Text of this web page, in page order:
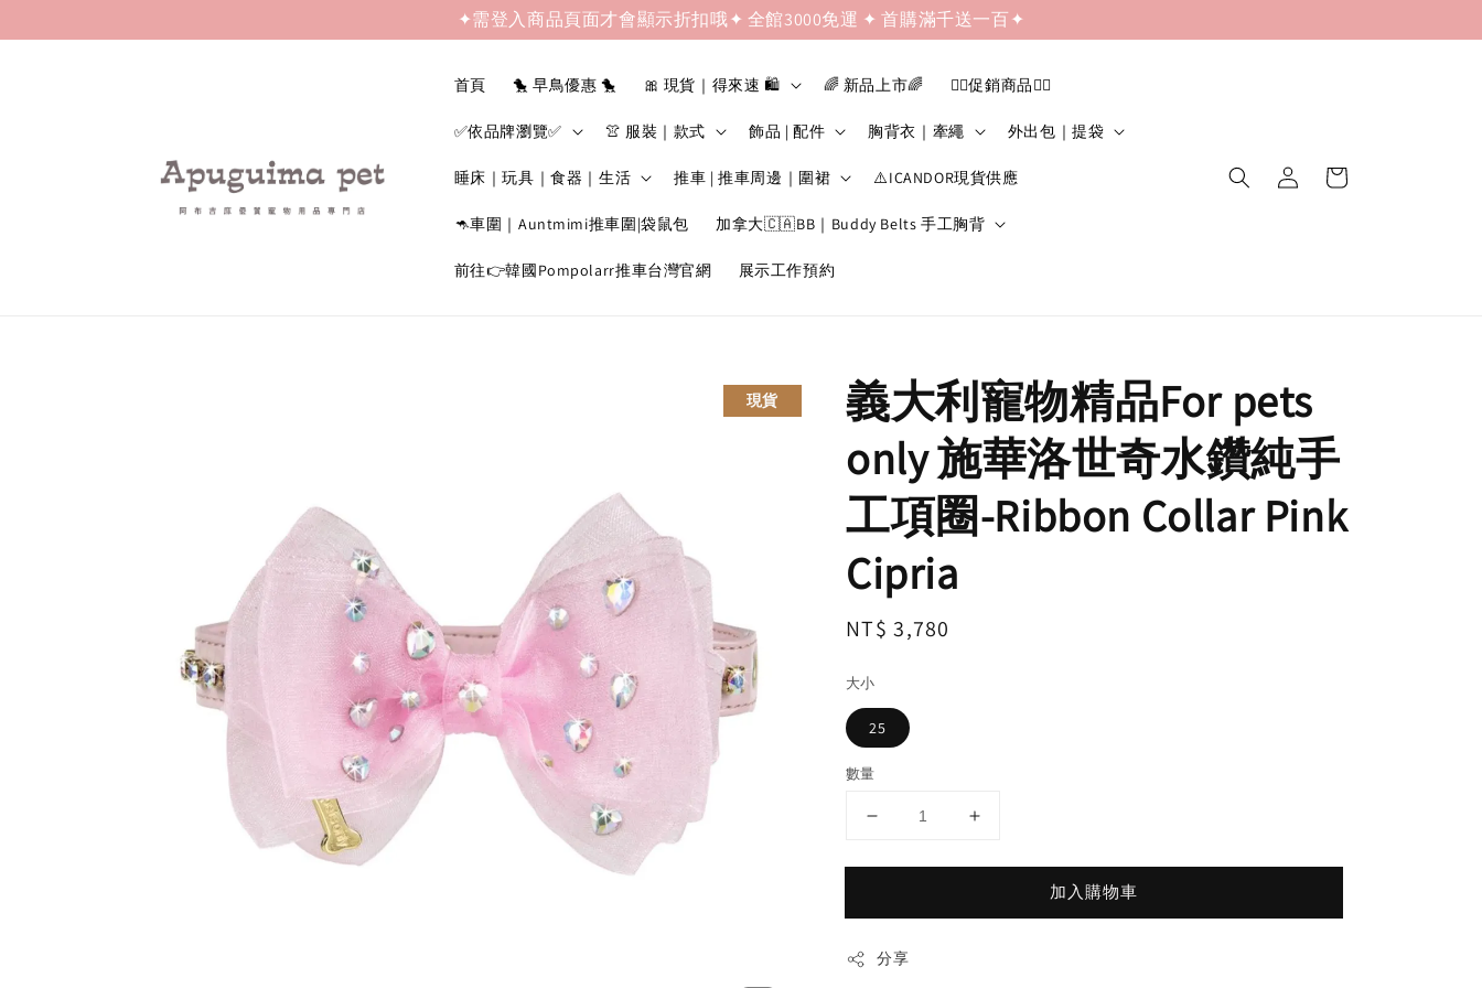
✦需登入商品頁面才會顯示折扣哦✦ 全館3000免運 ✦ 首購滿千送一百✦
首頁 🐤 早鳥優惠 🐤 🎀 現貨｜得來速 🛍️ 🌈 新品上市🌈 ❤️‍🔥促銷商品❤️‍🔥
✅依品牌瀏覽✅ 👚 服裝｜款式 飾品 | 配件 胸背衣｜牽繩 外出包｜提袋
睡床｜玩具｜食器｜生活 推車 | 推車周邊｜圍裙 ⚠️ICANDOR現貨供應
🦘車圍｜Auntmimi推車圍|袋鼠包 加拿大🇨🇦BB｜Buddy Belts 手工胸背
前往👉韓國Pompolarr推車台灣官網 展示工作預約
現貨
義大利寵物精品For pets
only 施華洛世奇水鑽純手
工項圈-Ribbon Collar Pink
Cipria
Regular
NT$ 3,780
大小
25
數量
加入購物車
分享